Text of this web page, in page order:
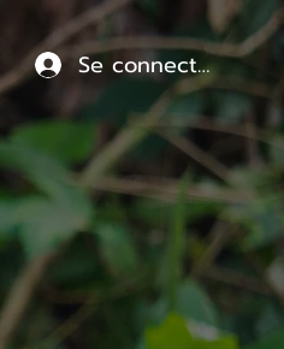
Se connecter